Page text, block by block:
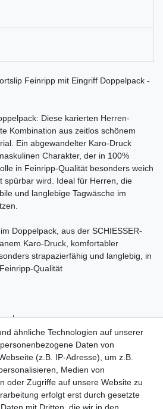
Feinripp mit Eingriff Doppelpack -
Diese karierten Herren-
Kombination aus zeitlos schönem
Ein abgewandelter Karo-Druck
Charakter, der in 100%
in Feinripp-Qualität besonders weich
spürbar wird. Ideal für Herren, die
und langlebige Tagwäsche im
Doppelpack, aus der SCHIESSER-
Karo-Druck, komfortabler
strapazierfähig und langlebig, in
Qualität
mit DHL (auch Samstags)
ähnliche Technologien auf unserer
Daten von
(z.B. IP-Adresse), um z.B.
Medien von
oder Zugriffe auf unsere Website zu
erfolgt erst durch gesetzte